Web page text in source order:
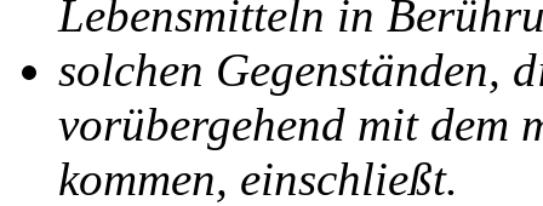
Lebensmitteln in
solchen Gegenständen,
vorübergehend mit dem
kommen, einschließt.